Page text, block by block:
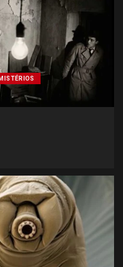
FILMES
diz que novo filme
vai além da
CULINÁRIAS
para o fim de
E PREPARO
de incluir alho,
e cebola na dieta,
novo estudo
MISTÉRIOS